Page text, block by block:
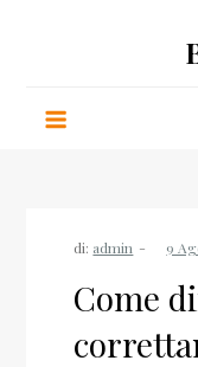
di: admin
Come